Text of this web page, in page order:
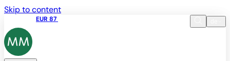
Skip to content
EUR 87